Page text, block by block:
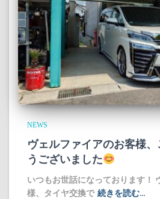
NEWS
ヴェルファイアのお客様、
うございました
いつもお世話になっております！
様、タイヤ交換で 続きを読む…